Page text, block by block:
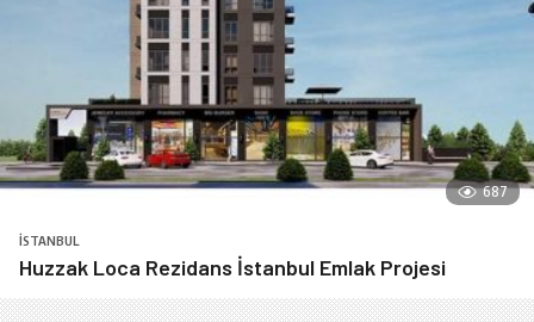
687
İSTANBUL
Huzzak Loca Rezidans İstanbul Emlak Projesi